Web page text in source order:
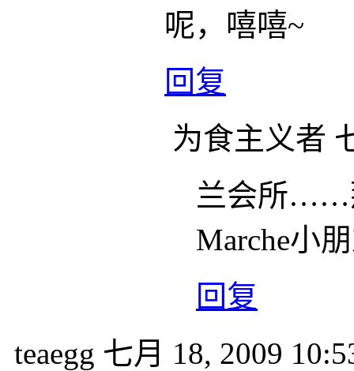
呢，嘻嘻~
回复
为食主义者
兰会所……
Marche小
回复
teaegg 七月 18, 2009